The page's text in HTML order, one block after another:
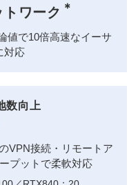
ワーク ＊
値で10倍高速なイーサ
対応
数向上
VPN接続・リモートア
プットで柔軟対応